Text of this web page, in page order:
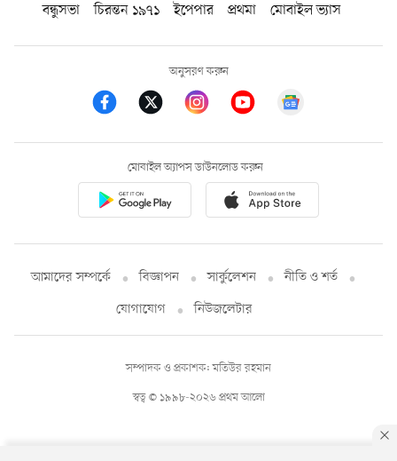
বন্ধুসভা
চিরন্তন ১৯৭১ ইপেপার প্রথমা মোবাইল ভ্যাস
অনুসরণ করুন
মোবাইল অ্যাপস ডাউনলোড করুন
আমাদের সম্পর্কে বিজ্ঞাপন সার্কুলেশন
নীতি ও শর্ত
যোগাযোগ
নিউজলেটার
স্বত্ব © ১৯৯৮-২০২৬ প্রথম আলো
সম্পাদক ও প্রকাশক: মতিউর রহমান